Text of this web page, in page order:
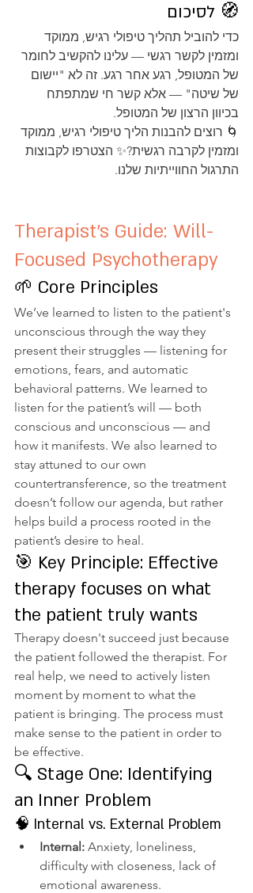
🧭 לסיכום
כדי להוביל תהליך טיפולי רגיש, ממוקד
ומזמין לקשר רגשי — עלינו להקשיב לחומר
של המטופל, רגע אחר רגע. זה לא "יישום
של שיטה" — אלא קשר חי שמתפתח
בכיוון הרצון של המטופל.
🌀 רוצים להבנות הליך טיפולי רגיש, ממוקד
ומזמין לקרבה רגשית?✨ הצטרפו לקבוצות
התרגול החווייתיות שלנו.
Therapist's Guide: Will-
Focused Psychotherapy
🌱 Core Principles
We’ve learned to listen to the patient's
unconscious through the way they
present their struggles — listening for
emotions, fears, and automatic
behavioral patterns. We learned to
listen for the patient’s will — both
conscious and unconscious — and
how it manifests. We also learned to
stay attuned to our own
countertransference, so the treatment
doesn’t follow our agenda, but rather
helps build a process rooted in the
patient’s desire to heal.
🎯 Key Principle: Effective
therapy focuses on what
the patient truly wants
Therapy doesn't succeed just because
the patient followed the therapist. For
real help, we need to actively listen
moment by moment to what the
patient is bringing. The process must
make sense to the patient in order to
be effective.
🔍 Stage One: Identifying
an Inner Problem
🧠 Internal vs. External Problem
Internal: Anxiety, loneliness,
difficulty with closeness, lack of
emotional awareness.